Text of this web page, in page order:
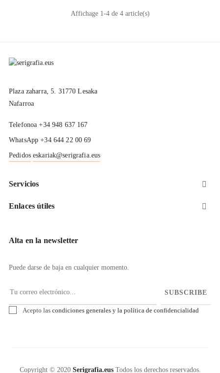
Affichage 1-4 de 4 article(s)
Plaza zaharra, 5. 31770 Lesaka
Nafarroa
Telefonoa +34 948 637 167
WhatsApp +34 644 22 00 69
Pedidos eskariak@serigrafia.eus
Servicios 
Enlaces útiles 
Alta en la newsletter
Puede darse de baja en cualquier momento.
SUBSCRIBE
Acepto las condiciones generales y la política de confidencialidad
Copyright © 2020 Serigrafia.eusTodos los derechos reservados.